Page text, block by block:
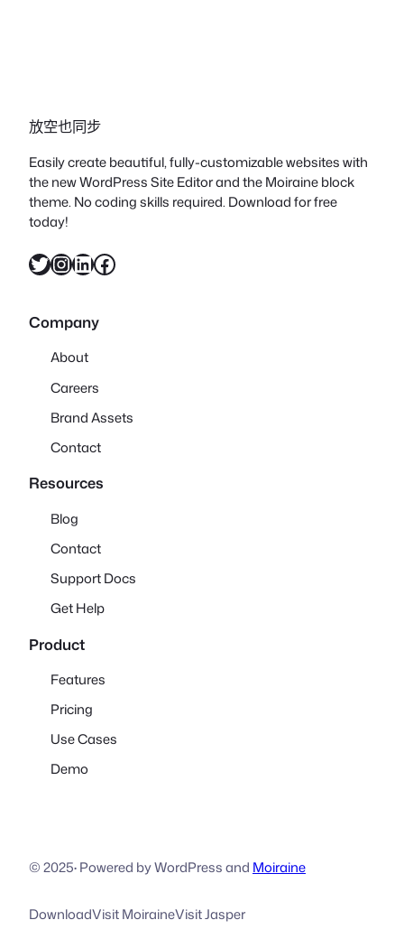
放空也同步
Easily create beautiful, fully-customizable websites with
the new WordPress Site Editor and the Moiraine block
theme. No coding skills required. Download for free
today!
X InstagramLinkedIn Facebook
Company
About
Careers
Brand Assets
Contact
Resources
Blog
Contact
Support Docs
Get Help
Product
Features
Pricing
Use Cases
Demo
© 2025·Powered by WordPress and Moiraine
DownloadVisit MoiraineVisit Jasper